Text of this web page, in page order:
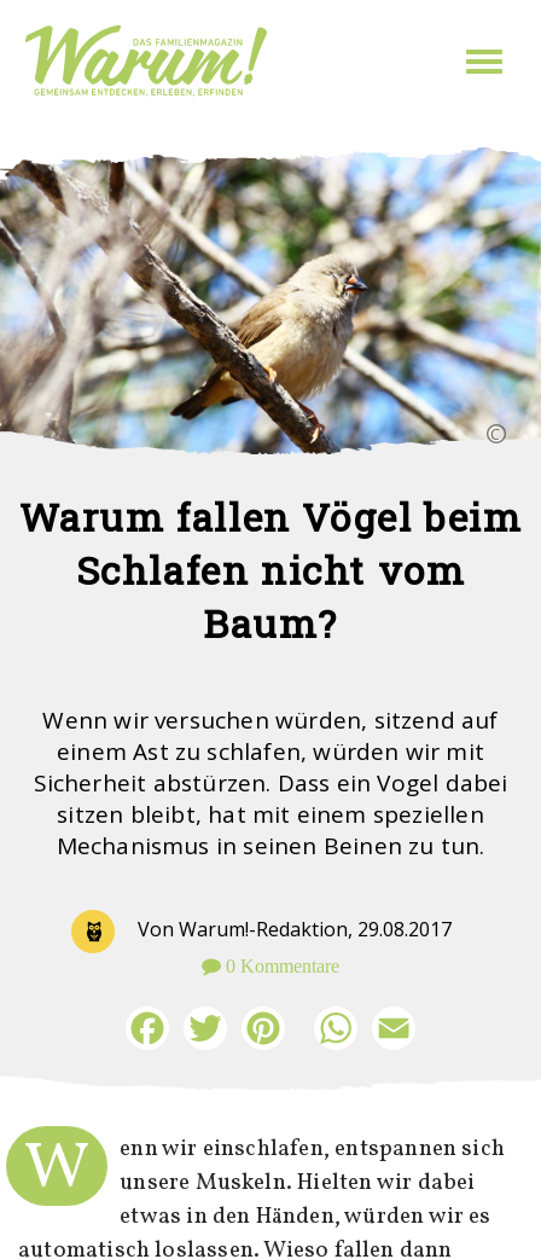
Sie sind hier
Warum fallen Vögel beim
Schlafen nicht vom
Baum?
Wenn wir versuchen würden, sitzend auf
einem Ast zu schlafen, würden wir mit
Sicherheit abstürzen. Dass ein Vogel dabei
sitzen bleibt, hat mit einem speziellen
Mechanismus in seinen Beinen zu tun.
Von Warum!-Redaktion, 29.08.2017
0 Kommentare
FacebookTwitter Pinterest WhatsApp
W
enn wir einschlafen, entspannen sich
unsere Muskeln. Hielten wir dabei
etwas in den Händen, würden wir es
automatisch loslassen. Wieso fallen dann